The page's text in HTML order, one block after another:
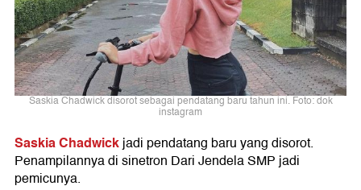
Saskia Chadwick disorot sebagai pendatang baru tahun ini. Foto: dok
instagram
Saskia Chadwickjadi pendatang baru yang disorot.
Penampilannya di sinetron Dari Jendela SMP jadi
pemicunya.